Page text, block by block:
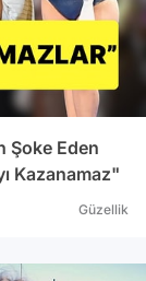
Şoke Eden
Kazanamaz"
Güzellik